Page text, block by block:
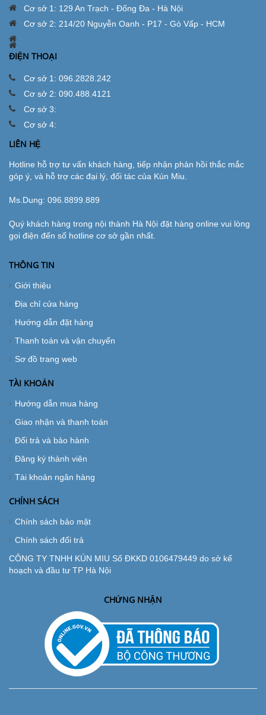
Cơ sở 1: 129 An Trạch - Đống Đa - Hà Nội
Cơ sở 2: 214/20 Nguyễn Oanh - P17 - Gò Vấp - HCM
ĐIỆN THOẠI
Cơ sở 1: 096.2828.242
Cơ sở 2: 090.488.4121
Cơ sở 3:
Cơ sở 4:
LIÊN HỆ
Hotline hỗ trợ tư vấn khách hàng, tiếp nhận phản hồi thắc mắc
góp ý, và hỗ trợ các đại lý, đối tác của Kún Miu.
Ms.Dung: 096.8899.889
Quý khách hàng trong nội thành Hà Nội đặt hàng online vui lòng
gọi điện đến số hotline cơ sở gần nhất.
THÔNG TIN
Giới thiệu
Địa chỉ cửa hàng
Hướng dẫn đặt hàng
Thanh toán và vận chuyển
Sơ đồ trang web
TÀI KHOẢN
Hướng dẫn mua hàng
Giao nhận và thanh toán
Đổi trả và bảo hành
Đăng ký thành viên
Tài khoản ngân hàng
CHÍNH SÁCH
Chính sách bảo mật
Chính sách đổi trả
CÔNG TY TNHH KÚN MIU Số ĐKKD 0106479449 do sở kế
hoạch và đầu tư TP Hà Nội
CHỨNG NHẬN